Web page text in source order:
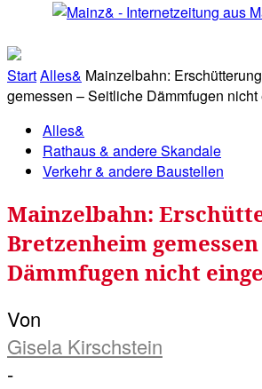
StartAlles& Mainzelbahn:
gemessen – Seitliche Dämmfugen
Alles&
Rathaus & andere Skandale
Verkehr & andere Baustellen
Mainzelbahn:
Bretzenheim
Dämmfugen nicht
Von
Gisela Kirschstein
-